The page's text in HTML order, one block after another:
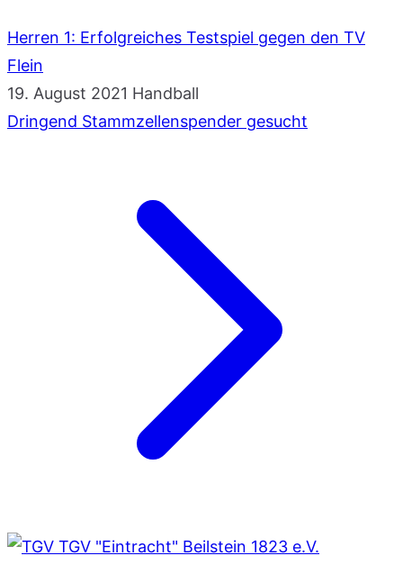
Herren 1: Erfolgreiches Testspiel gegen den TV
Flein
19. August 2021 Handball
Dringend Stammzellenspender gesucht
TGV "Eintracht" Beilstein 1823 e.V.